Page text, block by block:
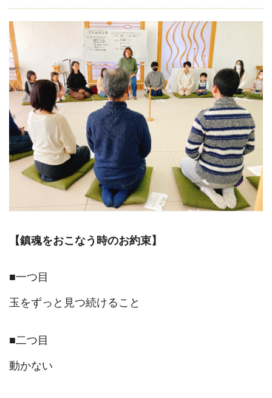
【鎮魂をおこなう時のお約束】
■一つ目
玉をずっと見つ続けること
■二つ目
動かない